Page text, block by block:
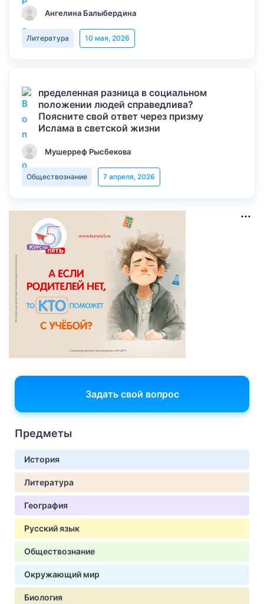
Ангелина Балыбердина
Литература 10 мая, 2026
пределенная разница в социальном
положении людей справедлива?
Поясните свой ответ через призму
Ислама в светской жизни
Мушерреф Рысбекова
Обществознание 7 апреля, 2026
Задать свой вопрос
Предметы
История
Литература
География
Русский язык
Обществознание
Окружающий мир
Биология